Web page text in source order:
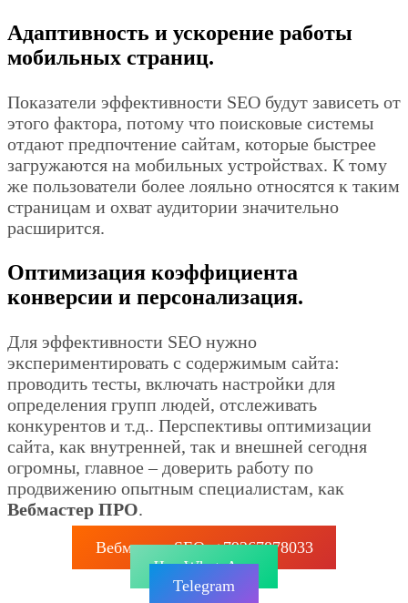
Адаптивность и ускорение работы
мобильных страниц.
Показатели эффективности SEO будут зависеть от
этого фактора, потому что поисковые системы
отдают предпочтение сайтам, которые быстрее
загружаются на мобильных устройствах. К тому
же пользователи более лояльно относятся к таким
страницам и охват аудитории значительно
расширится.
Оптимизация коэффициента
конверсии и персонализация.
Для эффективности SEO нужно
экспериментировать с содержимым сайта:
проводить тесты, включать настройки для
определения групп людей, отслеживать
конкурентов и т.д.. Перспективы оптимизации
сайта, как внутренней, так и внешней сегодня
огромны, главное – доверить работу по
продвижению опытным специалистам, как
Вебмастер ПРО.
Вебмастер SEO: +79267878033
Чат WhatsApp
Telegram